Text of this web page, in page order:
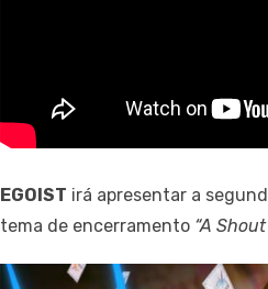
EGOIST irá apresentar a
tema de encerramento “A